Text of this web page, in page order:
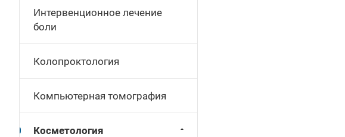
Интервенционное лечение
боли
Колопроктология
Компьютерная томография
Косметология